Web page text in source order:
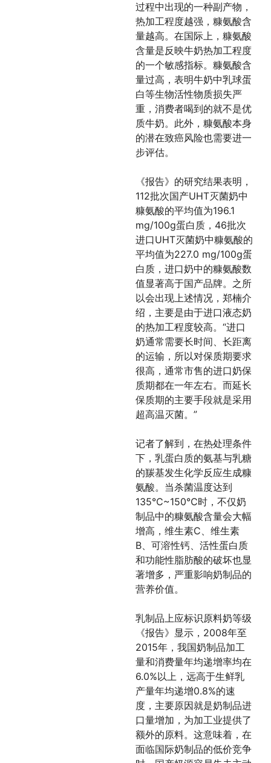
过程中出现的一种副产物，
热加工程度越强，糠氨酸含
量越高。在国际上，糠氨酸
含量是反映牛奶热加工程度
的一个敏感指标。糠氨酸含
量过高，表明牛奶中乳球蛋
白等生物活性物质损失严
重，消费者喝到的就不是优
质牛奶。此外，糠氨酸本身
的潜在致癌风险也需要进一
步评估。
《报告》的研究结果表明，
112批次国产UHT灭菌奶中
糠氨酸的平均值为196.1
mg/100g蛋白质，46批次
进口UHT灭菌奶中糠氨酸的
平均值为227.0 mg/100g蛋
白质，进口奶中的糠氨酸数
值显著高于国产品牌。之所
以会出现上述情况，郑楠介
绍，主要是由于进口液态奶
的热加工程度较高。“进口
奶通常需要长时间、长距离
的运输，所以对保质期要求
很高，通常市售的进口奶保
质期都在一年左右。而延长
保质期的主要手段就是采用
超高温灭菌。”
记者了解到，在热处理条件
下，乳蛋白质的氨基与乳糖
的羰基发生化学反应生成糠
氨酸。当杀菌温度达到
135℃~150℃时，不仅奶
制品中的糠氨酸含量会大幅
增高，维生素C、维生素
B、可溶性钙、活性蛋白质
和功能性脂肪酸的破坏也显
著增多，严重影响奶制品的
营养价值。
乳制品上应标识原料奶等级
《报告》显示，2008年至
2015年，我国奶制品加工
量和消费量年均递增率均在
6.0%以上，远高于生鲜乳
产量年均递增0.8%的速
度，主要原因就是奶制品进
口量增加，为加工业提供了
额外的原料。这意味着，在
面临国际奶制品的低价竞争